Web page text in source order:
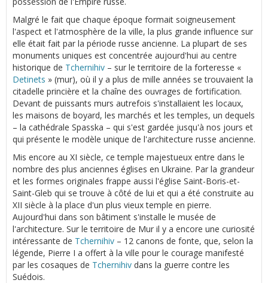
Malgré le fait que chaque époque formait soigneusement
l'aspect et l'atmosphère de la ville, la plus grande influence sur
elle était fait par la période russe ancienne. La plupart de ses
monuments uniques est concentrée aujourd'hui au centre
historique de Tchernihiv – sur le territoire de la forteresse «
Detinets » (mur), où il y a plus de mille années se trouvaient la
citadelle princière et la chaîne des ouvrages de fortification.
Devant de puissants murs autrefois s'installaient les locaux,
les maisons de boyard, les marchés et les temples, un dequels
– la cathédrale Spasska – qui s'est gardée jusqu'à nos jours et
qui présente le modèle unique de l'architecture russe ancienne.
Mis encore au XI siècle, ce temple majestueux entre dans le
nombre des plus anciennes églises en Ukraine. Par la grandeur
et les formes originales frappe aussi l'église Saint-Boris-et-
Saint-Gleb qui se trouve à côté de lui et qui a été construite au
XII siècle à la place d'un plus vieux temple en pierre.
Aujourd'hui dans son bâtiment s'installe le musée de
l'architecture. Sur le territoire de Mur il y a encore une curiosité
intéressante de Tchernihiv – 12 canons de fonte, que, selon la
légende, Pierre I a offert à la ville pour le courage manifesté
par les cosaques de Tchernihiv dans la guerre contre les
Suédois.